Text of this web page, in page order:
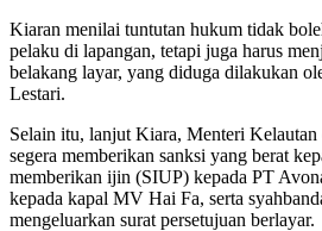
Kiaran menilai tuntutan hukum tidak
pelaku di lapangan, tetapi juga harus
belakang layar, yang diduga dilakukan
Lestari.
Selain itu, lanjut Kiara, Menteri Kelautan
segera memberikan sanksi yang berat
memberikan ijin (SIUP) kepada PT
kepada kapal MV Hai Fa, serta
mengeluarkan surat persetujuan berlayar.